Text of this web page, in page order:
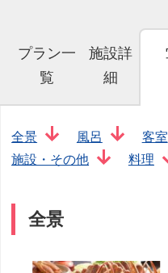
プラン一
覧
施設詳
細
全景 風呂 客室
施設・その他
料理
全景